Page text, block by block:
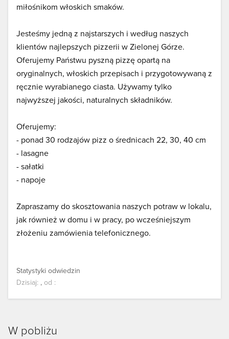
miłośnikom włoskich smaków.
Jesteśmy jedną z najstarszych i według naszych
klientów najlepszych pizzerii w Zielonej Górze.
Oferujemy Państwu pyszną pizzę opartą na
oryginalnych, włoskich przepisach i przygotowywaną z
ręcznie wyrabianego ciasta. Używamy tylko
najwyższej jakości, naturalnych składników.
Oferujemy:
- ponad 30 rodzajów pizz o średnicach 22, 30, 40 cm
- lasagne
- sałatki
- napoje
Zapraszamy do skosztowania naszych potraw w lokalu,
jak również w domu i w pracy, po wcześniejszym
złożeniu zamówienia telefonicznego.
Statystyki odwiedzin
Dzisiaj: , od :
W pobliżu